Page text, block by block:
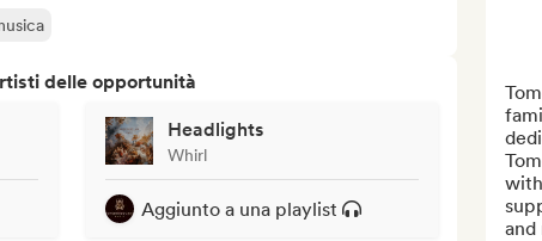
delle opportunità
Headlights
Whirl
Aggiunto a una playlist
and